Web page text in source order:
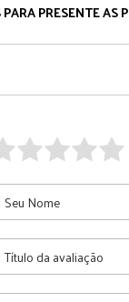
PRESENTE AS